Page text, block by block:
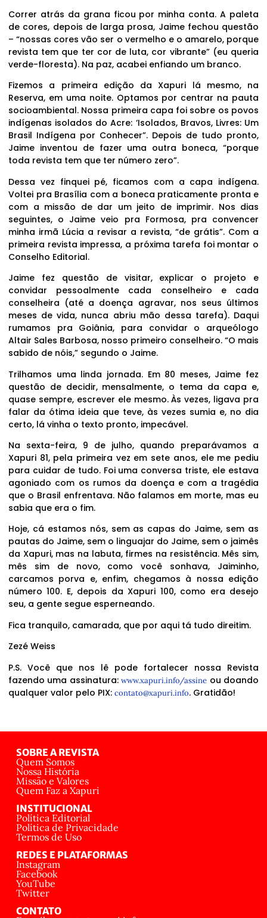
Correr atrás da grana ficou por minha conta. A paleta
de cores, depois de larga prosa, Jaime fechou questão
– “nossas cores vão ser o vermelho e o amarelo, porque
revista tem que ter cor de luta, cor vibrante” (eu queria
verde-floresta). Na paz, acabei enfiando um branco.
Fizemos a primeira edição da Xapuri lá mesmo, na
Reserva, em uma noite. Optamos por centrar na pauta
socioambiental. Nossa primeira capa foi sobre os povos
indígenas isolados do Acre: ‘Isolados, Bravos, Livres: Um
Brasil Indígena por Conhecer”. Depois de tudo pronto,
Jaime inventou de fazer uma outra boneca, “porque
toda revista tem que ter número zero”.
Dessa vez finquei pé, ficamos com a capa indígena.
Voltei pra Brasília com a boneca praticamente pronta e
com a missão de dar um jeito de imprimir. Nos dias
seguintes, o Jaime veio pra Formosa, pra convencer
minha irmã Lúcia a revisar a revista, “de grátis”. Com a
primeira revista impressa, a próxima tarefa foi montar o
Conselho Editorial.
Jaime fez questão de visitar, explicar o projeto e
convidar pessoalmente cada conselheiro e cada
conselheira (até a doença agravar, nos seus últimos
meses de vida, nunca abriu mão dessa tarefa). Daqui
rumamos pra Goiânia, para convidar o arqueólogo
Altair Sales Barbosa, nosso primeiro conselheiro. “O mais
sabido de nóis,” segundo o Jaime.
Trilhamos uma linda jornada. Em 80 meses, Jaime fez
questão de decidir, mensalmente, o tema da capa e,
quase sempre, escrever ele mesmo. Às vezes, ligava pra
falar da ótima ideia que teve, às vezes sumia e, no dia
certo, lá vinha o texto pronto, impecável.
Na sexta-feira, 9 de julho, quando preparávamos a
Xapuri 81, pela primeira vez em sete anos, ele me pediu
para cuidar de tudo. Foi uma conversa triste, ele estava
agoniado com os rumos da doença e com a tragédia
que o Brasil enfrentava. Não falamos em morte, mas eu
sabia que era o fim.
Hoje, cá estamos nós, sem as capas do Jaime, sem as
pautas do Jaime, sem o linguajar do Jaime, sem o jaimês
da Xapuri, mas na labuta, firmes na resistência. Mês sim,
mês sim de novo, como você sonhava, Jaiminho,
carcamos porva e, enfim, chegamos à nossa edição
número 100. E, depois da Xapuri 100, como era desejo
seu, a gente segue esperneando.
Fica tranquilo, camarada, que por aqui tá tudo direitim.
Zezé Weiss
P.S. Você que nos lê pode fortalecer nossa Revista
fazendo uma assinatura:www.xapuri.info/assine ou doando
qualquer valor pelo PIX: contato@xapuri.info. Gratidão!
SOBRE A REVISTA
Quem Somos
Nossa História
Missão e Valores
Quem Faz a Xapuri
INSTITUCIONAL
Política Editorial
Política de Privacidade
Termos de Uso
REDES E PLATAFORMAS
Instagram
Facebook
YouTube
Twitter
CONTATO